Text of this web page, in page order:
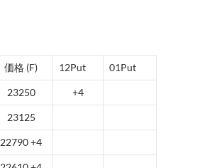
価格 (F) 12Put 01Put
23250 +4
23125
22790 +4